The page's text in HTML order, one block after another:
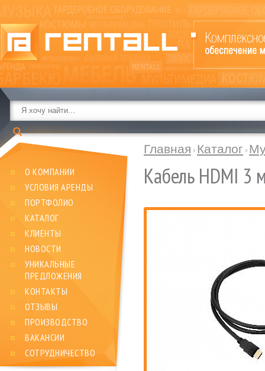
О КОМПАНИИ
УСЛОВИЯ АРЕНДЫ
ПОРТФОЛИО
КАТАЛОГ
КЛИЕНТЫ
НОВОСТИ
УНИКАЛЬНЫЕ
ПРЕДЛОЖЕНИЯ
КОНТАКТЫ
ОТЗЫВЫ
ПРОИЗВОДСТВО
ВАКАНСИИ
СОТРУДНИЧЕСТВО
Главная Каталог
Кабель HDMI 3